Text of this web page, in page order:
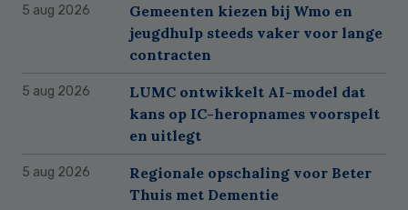
5 aug 2026
Gemeenten kiezen bij Wmo en
jeugdhulp steeds vaker voor lange
contracten
5 aug 2026
LUMC ontwikkelt AI-model dat
kans op IC-heropnames voorspelt
en uitlegt
5 aug 2026
Regionale opschaling voor Beter
Thuis met Dementie